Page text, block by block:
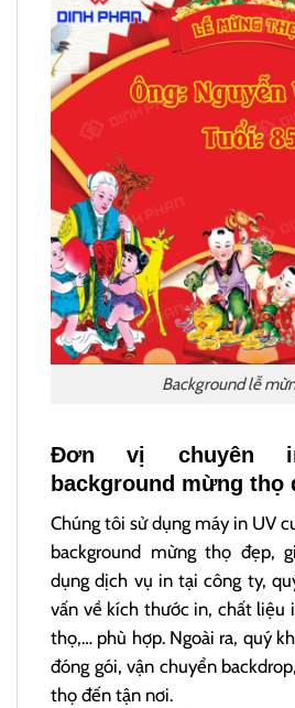
Background lễ
Đơn vị chuyên
background mừng thọ
Chúng tôi sử dụng máy in UV
background mừng thọ đẹp,
dụng dịch vụ in tại công ty,
vấn về kích thước in, chất liệu
thọ,… phù hợp. Ngoài ra, quý
đóng gói, vận chuyển
thọ đến tận nơi.